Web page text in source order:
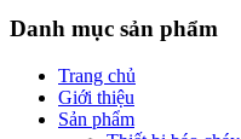
Danh mục sản phẩm
Trang chủ
Giới thiệu
Sản phẩm